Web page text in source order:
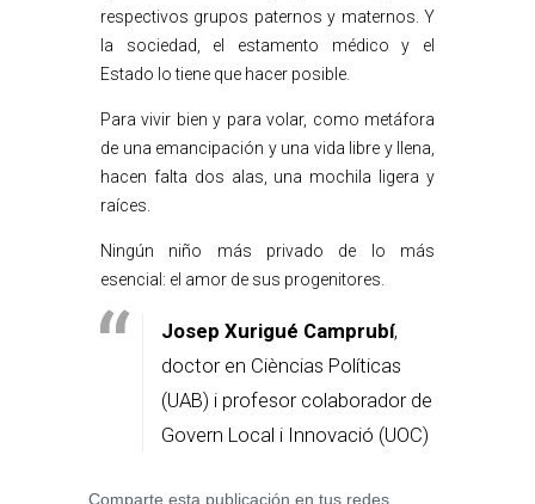
respectivos grupos paternos y maternos. Y
la sociedad, el estamento médico y el
Estado lo tiene que hacer posible.
Para vivir bien y para volar, como metáfora
de una emancipación y una vida libre y llena,
hacen falta dos alas, una mochila ligera y
raíces.
Ningún niño más privado de lo más
esencial: el amor de sus progenitores.
Josep Xurigué Camprubí,
doctor en Cièncias Políticas
(UAB) i profesor colaborador de
Govern Local i Innovació (UOC)
Comparte esta publicación en tus redes